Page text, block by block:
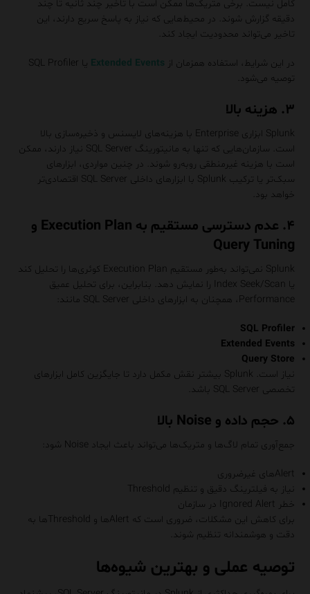
کامل نیست. برخی متریک‌ها ممکن است با تاخیر چند ثانیه تا چند
دقیقه گزارش شوند. در محیط‌هایی که نیاز به پاسخ سریع دارند، این
تاخیر می‌تواند محدودیت ایجاد کند.
در این شرایط، استفاده همزمان از Extended Events
یا SQL Profiler
توصیه می‌شود.
۳. هزینه بالا
Splunk ابزاری Enterprise با هزینه‌های لایسنس و ذخیره‌سازی بالا
است. سازمان‌هایی که تنها به مانیتورینگ SQL Server نیاز دارند، ممکن
است با هزینه غیرمنطقی روبه‌رو شوند. در چنین مواردی، ابزارهای
سبک‌تر یا ترکیب Splunk با ابزارهای داخلی SQL Server اقتصادی‌تر
خواهد بود.
۴. عدم دسترسی مستقیم به Execution Plan و
Query Tuning
Splunk نمی‌تواند به‌طور مستقیم Execution Plan کوئری‌ها را تحلیل کند
یا Index Seek/Scan را نمایش دهد. بنابراین، برای تحلیل عمیق
Performance، همچنان به ابزارهای داخلی SQL Server مانند:
SQL Profiler
Extended Events
Query Store
نیاز است. Splunk بیشتر نقش مکمل دارد تا جایگزین کامل ابزارهای
تخصصی SQL Server باشد.
۵. حجم داده و Noise بالا
جمع‌آوری تمام لاگ‌ها و متریک‌ها می‌تواند باعث ایجاد Noise شود:
Alertهای غیرضروری
نیاز به فیلترینگ دقیق و تنظیم Threshold
خطر Ignored Alert در سازمان
برای کاهش این مشکلات، ضروری است که Alertها و Thresholdها به
دقت و هوشمندانه تنظیم شوند.
توصیه عملی و بهترین شیوه‌ها